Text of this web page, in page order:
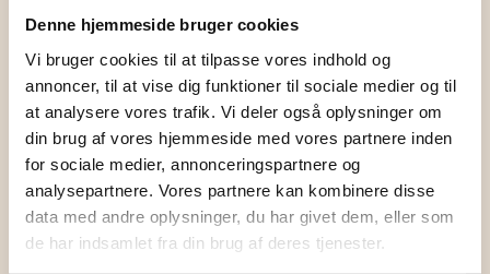
Denne hjemmeside bruger cookies
Vi bruger cookies til at tilpasse vores indhold og
annoncer, til at vise dig funktioner til sociale medier og til
at analysere vores trafik. Vi deler også oplysninger om
din brug af vores hjemmeside med vores partnere inden
for sociale medier, annonceringspartnere og
analysepartnere. Vores partnere kan kombinere disse
data med andre oplysninger, du har givet dem, eller som
de har indsamlet fra din brug af deres tjenester.
LÉTTLOPI 0005 BLACK HEATHER